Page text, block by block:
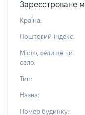
Зареєстроване
Країна:
Поштовий індекс:
Місто, селище чи
село:
Тип:
Назва:
Номер будинку: